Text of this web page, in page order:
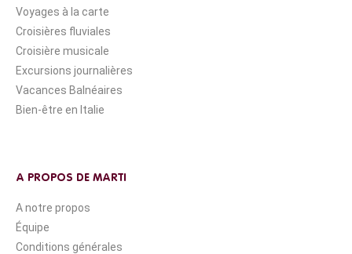
Voyages à la carte
Croisières fluviales
Croisière musicale
Excursions journalières
Vacances Balnéaires
Bien-être en Italie
A PROPOS DE MARTI
A notre propos
Équipe
Conditions générales